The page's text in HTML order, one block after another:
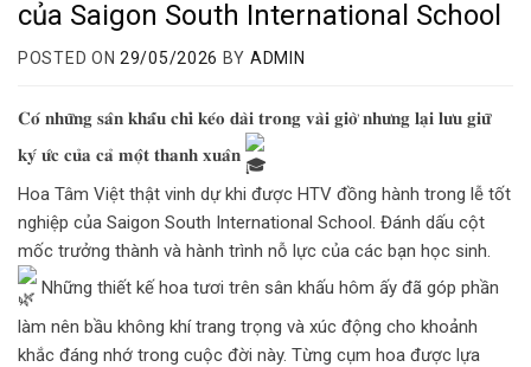
của Saigon South International School
POSTED ON 29/05/2026 BY ADMIN
𝐂𝐨́ 𝐧𝐡𝐮̛̃𝐧𝐠 𝐬𝐚̂𝐧 𝐤𝐡𝐚̂́𝐮 𝐜𝐡𝐢̉ 𝐤𝐞́𝐨 𝐝𝐚̀𝐢 𝐭𝐫𝐨𝐧𝐠 𝐯𝐚̀𝐢 𝐠𝐢𝐨̛̀ 𝐧𝐡𝐮̛𝐧𝐠 𝐥𝐚̣𝐢 𝐥𝐮̛𝐮 𝐠𝐢𝐮̛̃
𝐤𝐲́ 𝐮̛́𝐜 𝐜𝐮̉𝐚 𝐜𝐚̉ 𝐦𝐨̣̂𝐭 𝐭𝐡𝐚𝐧𝐡 𝐱𝐮𝐚̂𝐧
Hoa Tâm Việt thật vinh dự khi được HTV đồng hành trong lễ tốt
nghiệp của Saigon South International School. Đánh dấu cột
mốc trưởng thành và hành trình nỗ lực của các bạn học sinh.
Những thiết kế hoa tươi trên sân khấu hôm ấy đã góp phần
làm nên bầu không khí trang trọng và xúc động cho khoảnh
khắc đáng nhớ trong cuộc đời này. Từng cụm hoa được lựa